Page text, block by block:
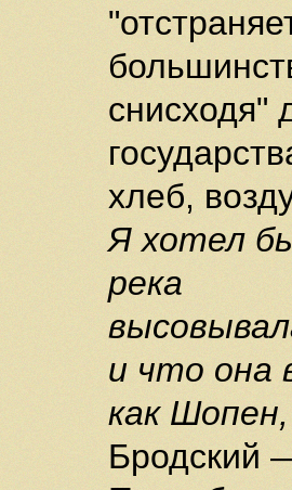
снисходя"
хлеб,
Я хотел
река
и что она
как
Бродский